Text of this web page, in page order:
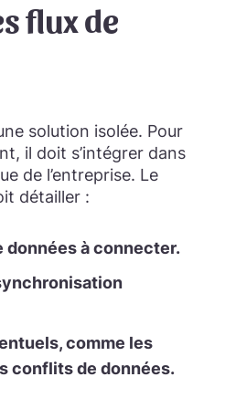
flux de
solution isolée. Pour
il doit s’intégrer dans
de l’entreprise. Le
détailler :
données à connecter.
comme les
conflits de données.